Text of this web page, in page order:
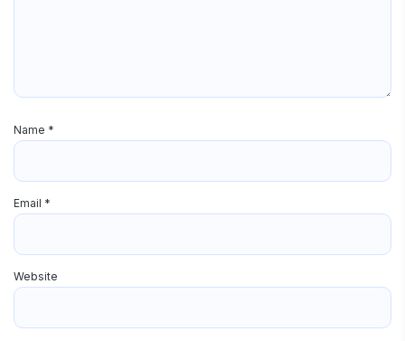
Name *
Email *
Website